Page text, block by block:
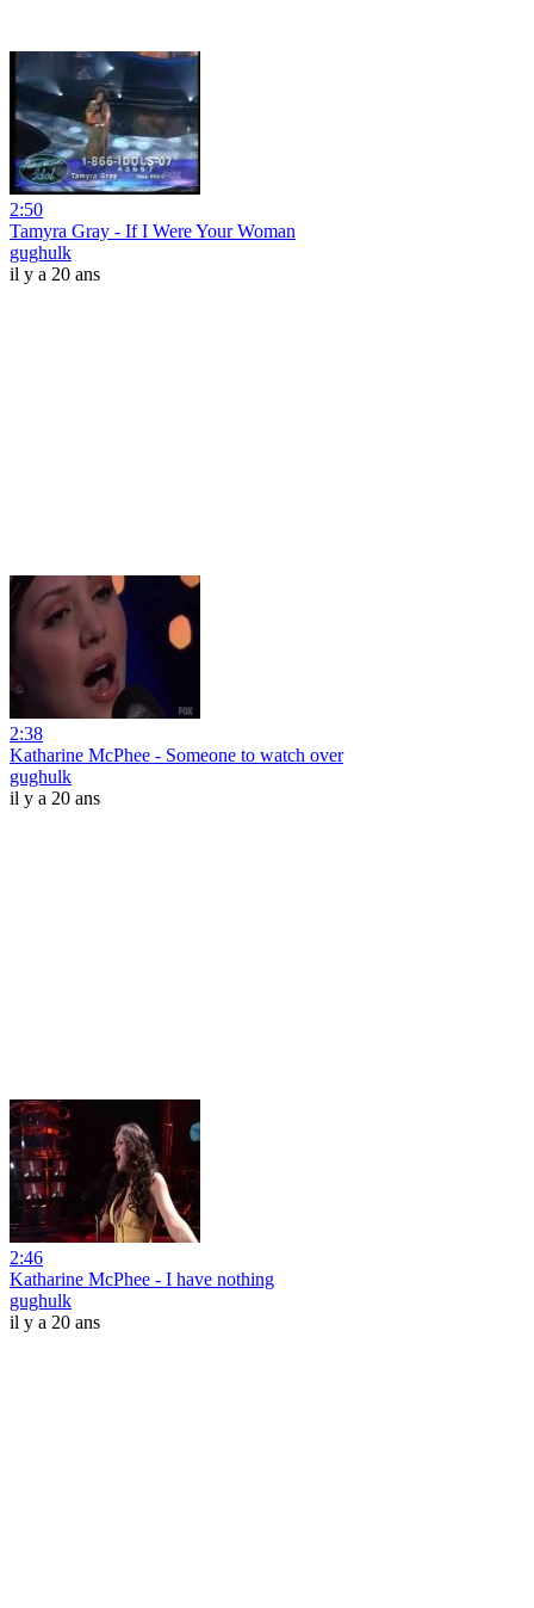
2:50
Tamyra Gray - If I Were Your Woman
gughulk
il y a 20 ans
2:38
Katharine McPhee - Someone to watch over
gughulk
il y a 20 ans
2:46
Katharine McPhee - I have nothing
gughulk
il y a 20 ans